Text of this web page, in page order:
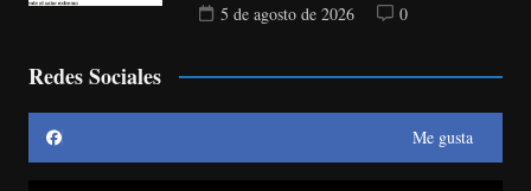
5 de agosto de 2026
0
Redes Sociales
Me gusta